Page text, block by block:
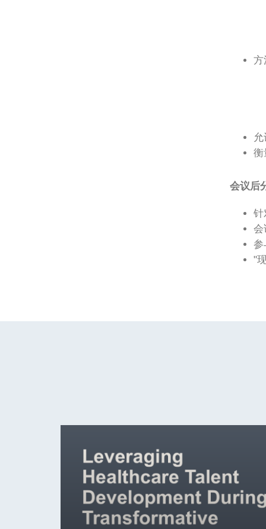
方
衡
会议后
针
会
参
"